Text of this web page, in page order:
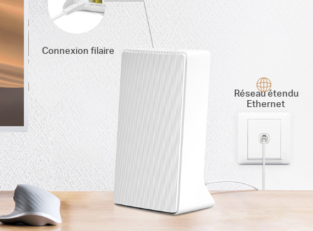
Connexion filaire
Réseau étendu
Ethernet